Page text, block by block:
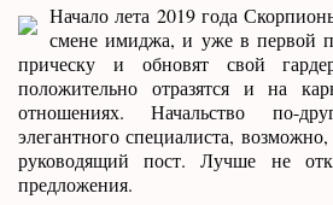
Начало лета 2019 года
смене имиджа, и уже в первой
прическу и обновят свой
положительно отразятся и на
отношениях. Начальство по-
элегантного специалиста,
руководящий пост. Лучше не
предложения.